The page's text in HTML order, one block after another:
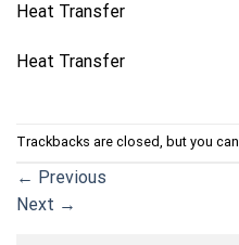
Heat Transfer
Heat Transfer
Trackbacks are closed, but you can
← Previous
Next →